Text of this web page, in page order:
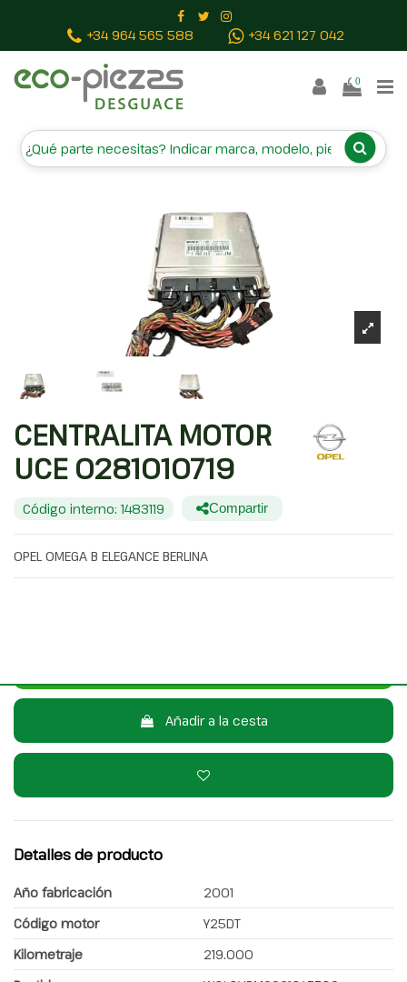
+34 964 565 588 +34 621 127 042
0
CENTRALITA MOTOR UCE
0281010719
CENTRALITA MOTOR
UCE 0281010719
Código interno: 1483119 Compartir
OPEL OMEGA B ELEGANCE BERLINA
Añadir a la cesta
Detalles de producto
Año fabricación
2001
Código motor
Y25DT
Kilometraje
219.000